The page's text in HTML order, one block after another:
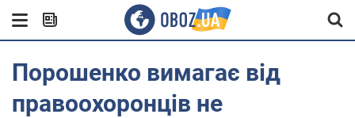
Порошенко вимагає від
правоохоронців не